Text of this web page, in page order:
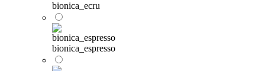
bionica_ecru
bionica_espresso